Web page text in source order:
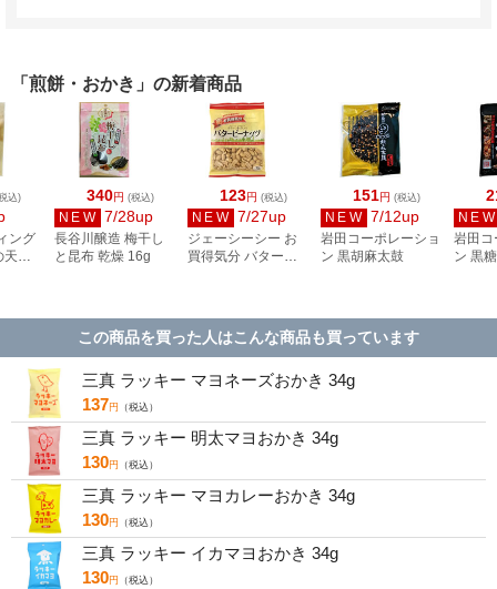
「煎餅・おかき」の新着商品
340円 (税込)
NEW 7/28up
長谷川醸造 梅干し
と昆布 乾燥 16g
123円 (税込)
NEW 7/27up
ジェーシーシー お
買得気分 バターピ
151円 (税込)
NEW 7/12up
岩田コーポレーショ
ン 黒胡麻太鼓
NEW
岩田コ
ン 黒
込)
ング
ぷ
この商品を買った人はこんな商品も買っています
三真 ラッキー マヨネーズおかき 34g
137円 （税込）
三真 ラッキー 明太マヨおかき 34g
130円 （税込）
三真 ラッキー マヨカレーおかき 34g
130円 （税込）
三真 ラッキー イカマヨおかき 34g
130円 （税込）